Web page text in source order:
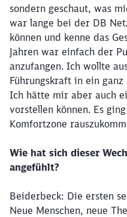
sondern geschaut, was
war lange bei der DB
können und kenne das
Jahren war einfach der
anzufangen. Ich wollte
Führungskraft in ein
Ich hätte mir aber auch
vorstellen können. Es
Komfortzone
Wie hat sich dieser
angefühlt?
Beiderbeck: Die ersten
Neue Menschen, neue